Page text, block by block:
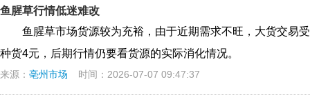
鱼腥草行情低迷难改
鱼腥草市场货源较为充裕，由于近期需求不旺，大货交易
种货4元，后期行情仍要看货源的实际消化情况。
来源： 亳州市场 时间：2026-07-07 09:47:37